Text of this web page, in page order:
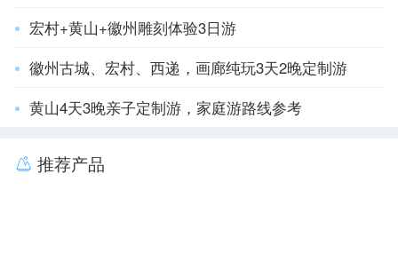
宏村+黄山+徽州雕刻体验3日游
徽州古城、宏村、西递，画廊纯玩3天2晚定制游
黄山4天3晚亲子定制游，家庭游路线参考
推荐产品